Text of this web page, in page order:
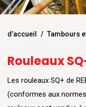
d’accueil / Tambours
Rouleaux
Les rouleaux SQ+ de
(conformes aux